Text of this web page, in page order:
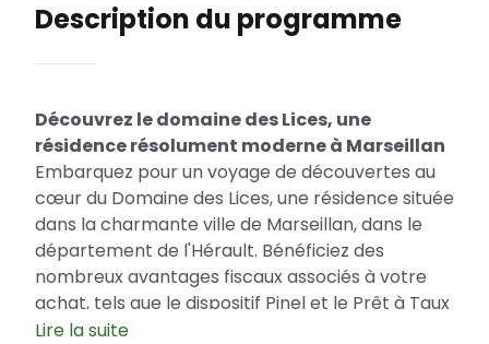
Description du programme
Découvrez le domaine des Lices, une
résidence résolument moderne à Marseillan
Embarquez pour un voyage de découvertes au
cœur du Domaine des Lices, une résidence située
dans la charmante ville de Marseillan, dans le
département de l'Hérault. Bénéficiez des
nombreux avantages fiscaux associés à votre
achat, tels que le dispositif Pinel et le Prêt à Taux
Zéro (PTZ). Le Domaine des Lices incarne
Lire la suite